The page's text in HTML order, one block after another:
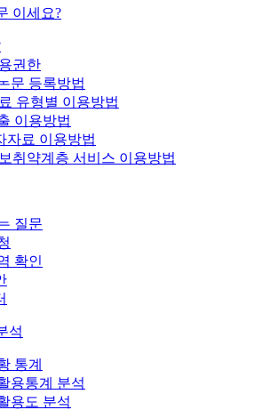
이세요?
권한
문 등록방법
유형별 이용방법
이용방법
자료 이용방법
취약계층 서비스 이용방법
질문
확인
석
통계
용통계 분석
용도 분석